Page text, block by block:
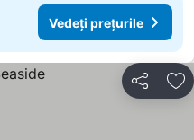
Vedeți prețurile
Distribuiți